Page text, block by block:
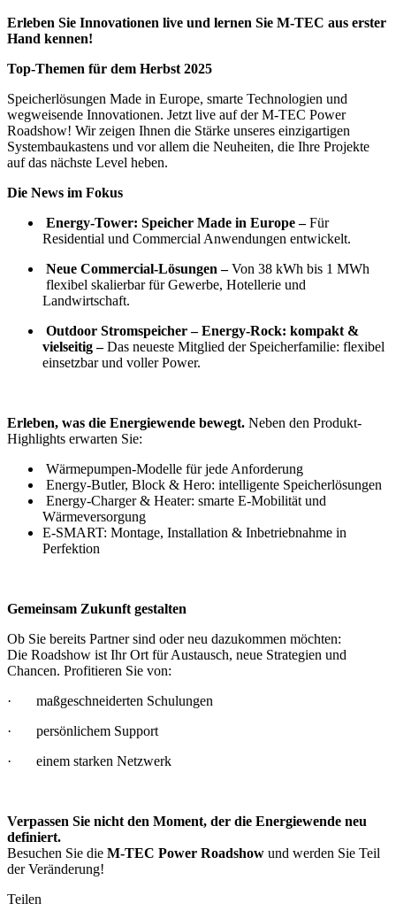
Erleben Sie Innovationen live und lernen Sie M-TEC aus erster
Hand kennen!
Top-Themen für dem Herbst 2025
Speicherlösungen Made in Europe, smarte Technologien und
wegweisende Innovationen. Jetzt live auf der M-TEC Power
Roadshow! Wir zeigen Ihnen die Stärke unseres einzigartigen
Systembaukastens und vor allem die Neuheiten, die Ihre Projekte
auf das nächste Level heben.
Die News im Fokus
Energy-Tower: Speicher Made in Europe –Für
Residential und Commercial Anwendungen entwickelt.
Neue Commercial-Lösungen –Von 38 kWh bis 1 MWh
flexibel skalierbar für Gewerbe, Hotellerie und
Landwirtschaft.
Outdoor Stromspeicher – Energy-Rock: kompakt &
vielseitig –Das neueste Mitglied der Speicherfamilie: flexibel
einsetzbar und voller Power.
Erleben, was die Energiewende bewegt. Neben den Produkt-
Highlights erwarten Sie:
Wärmepumpen-Modelle für jede Anforderung
Energy-Butler, Block & Hero: intelligente Speicherlösungen
Energy-Charger & Heater: smarte E-Mobilität und
Wärmeversorgung
E-SMART: Montage, Installation & Inbetriebnahme in
Perfektion
Gemeinsam Zukunft gestalten
Ob Sie bereits Partner sind oder neu dazukommen möchten:
Die Roadshow ist Ihr Ort für Austausch, neue Strategien und
Chancen. Profitieren Sie von:
· maßgeschneiderten Schulungen
· persönlichem Support
· einem starken Netzwerk
Verpassen Sie nicht den Moment, der die Energiewende neu
definiert.
Besuchen Sie die M-TEC Power Roadshow und werden Sie Teil
der Veränderung!
Teilen